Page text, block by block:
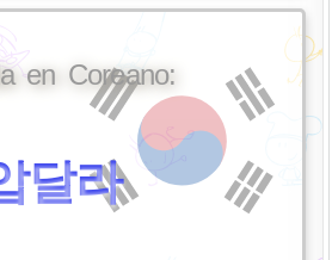
en Coreano:
달라